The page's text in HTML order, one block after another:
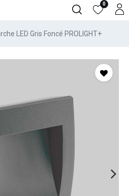
0
LED Gris Foncé PROLIGHT+